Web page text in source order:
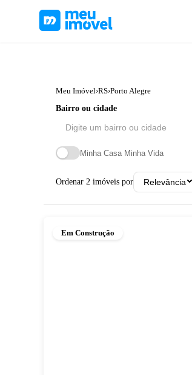
Meu Imóvel›RS›Porto Alegre
Bairro ou cidade
Minha Casa Minha Vida
Ordenar 2 imóveis por Relevância
Em Construção